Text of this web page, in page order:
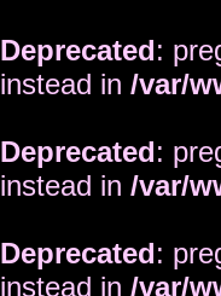
Deprecated:
instead in /var/
Deprecated:
instead in /var/
Deprecated:
instead in /var/